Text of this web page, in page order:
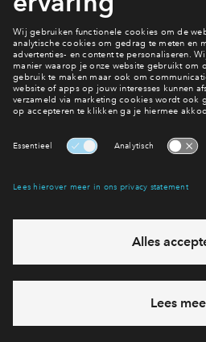
ziet en je hebt nog geen persoonlijk
snel een aan.
Meer lezen?
Bekijk het het laatste
eventuele
Ja, ik wil mij
Heb je een vraag en wil je direct